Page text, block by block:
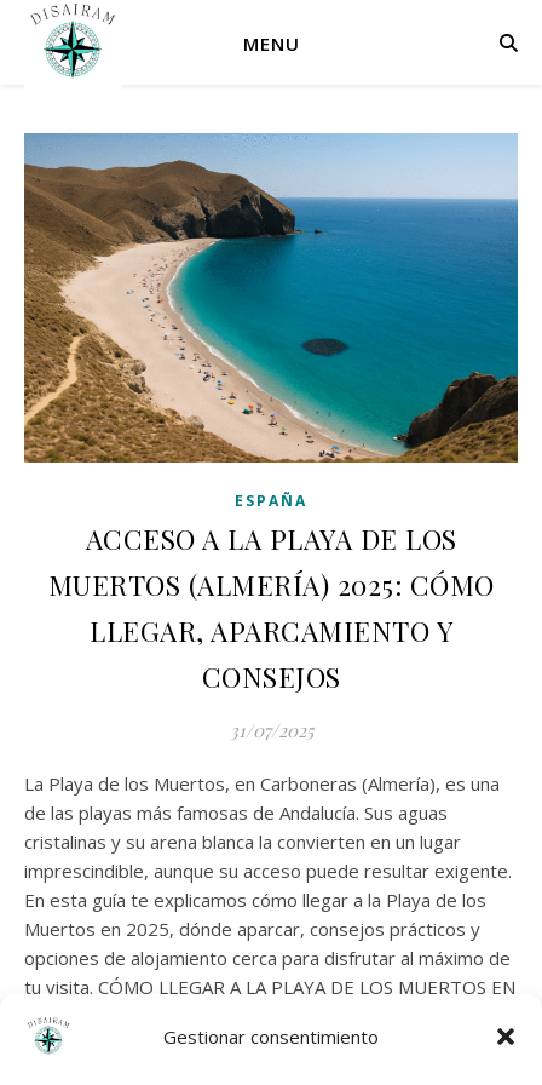
Gestionar consentimiento
MENU
ESPAÑA
ACCESO A LA PLAYA DE LOS
MUERTOS (ALMERÍA) 2025: CÓMO
LLEGAR, APARCAMIENTO Y
CONSEJOS
31/07/2025
La Playa de los Muertos, en Carboneras (Almería), es una
de las playas más famosas de Andalucía. Sus aguas
cristalinas y su arena blanca la convierten en un lugar
imprescindible, aunque su acceso puede resultar exigente.
En esta guía te explicamos cómo llegar a la Playa de los
Muertos en 2025, dónde aparcar, consejos prácticos y
opciones de alojamiento cerca para disfrutar al máximo de
tu visita. CÓMO LLEGAR A LA PLAYA DE LOS MUERTOS EN
2025 La playa se encuentra en el Parque Natural de Cabo
de Gata-Níjar, muy cerca de Carboneras. El acceso principal